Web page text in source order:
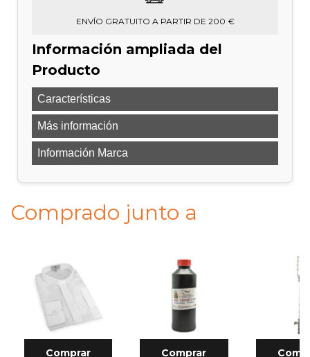
ENVÍO GRATUITO A PARTIR DE 200 €
Información ampliada del
Producto
Características
Más información
Información Marca
Comprado junto a
Comprar Comprar